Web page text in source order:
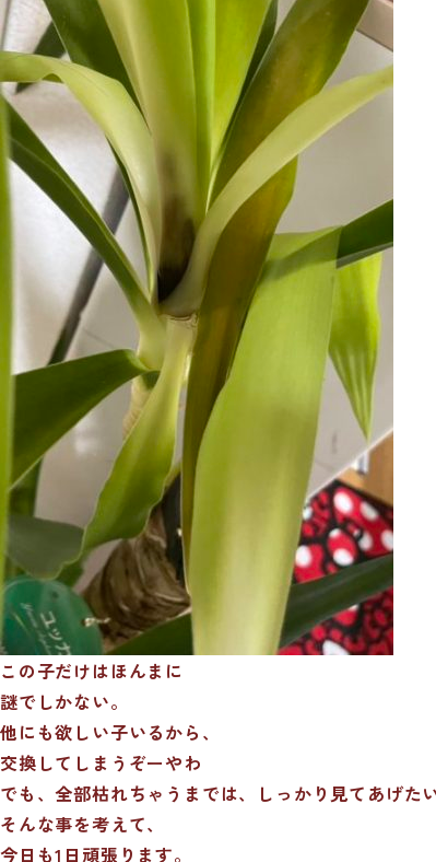
この子だけはほんまに
謎でしかない。
他にも欲しい子いるから、
交換してしまうぞーやわ
でも、全部枯れちゃうまでは、しっかり見てあげた
そんな事を考えて、
今日も1日頑張ります。